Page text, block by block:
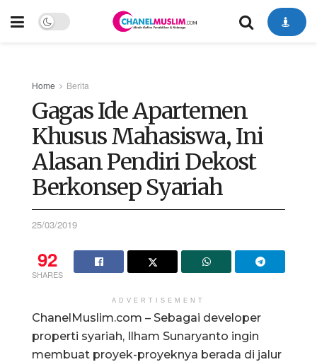
Home Berita
Gagas Ide Apartemen
Khusus Mahasiswa, Ini
Alasan Pendiri Dekost
Berkonsep Syariah
25/03/2019
92
SHARES
ADVERTISEMENT
ChanelMuslim.com – Sebagai developer
properti syariah, Ilham Sunaryanto ingin
membuat proyek-proyeknya berada di jalur